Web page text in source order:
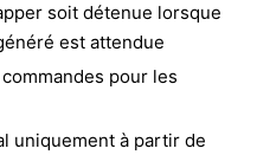
soit détenue lorsque
est attendue
pour les
uniquement à partir de